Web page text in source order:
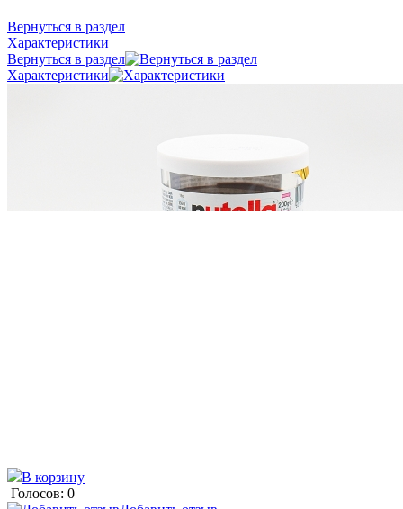
Вернуться в раздел
Характеристики
Вернуться в раздел
Характеристики
В корзину
Голосов: 0